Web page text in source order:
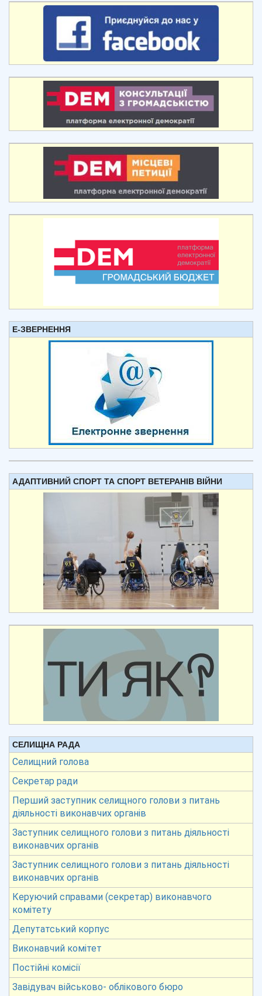
Е-ЗВЕРНЕННЯ
АДАПТИВНИЙ СПОРТ ТА СПОРТ ВЕТЕРАНІВ ВІЙНИ
СЕЛИЩНА РАДА
Селищний голова
Секретар ради
Перший заступник селищного голови з питань
діяльності виконавчих органів
Заступник селищного голови з питань діяльності
виконавчих органів
Заступник селищного голови з питань діяльності
виконавчих органів
Керуючий справами (секретар) виконавчого
комітету
Депутатський корпус
Виконавчий комітет
Постійні комісії
Завідувач військово- облікового бюро